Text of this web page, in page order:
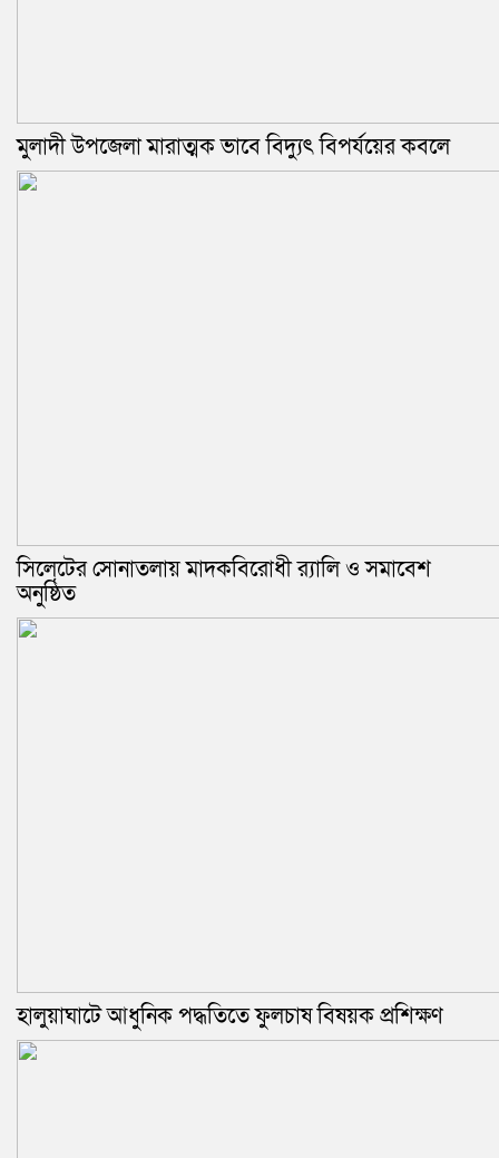
মুলাদী উপজেলা মারাত্মক ভাবে বিদ্যুৎ বিপর্যয়ের কবলে
সিলেটের সোনাতলায় মাদকবিরোধী র‍্যালি ও সমাবেশ
অনুষ্ঠিত
হালুয়াঘাটে আধুনিক পদ্ধতিতে ফুলচাষ বিষয়ক প্রশিক্ষণ